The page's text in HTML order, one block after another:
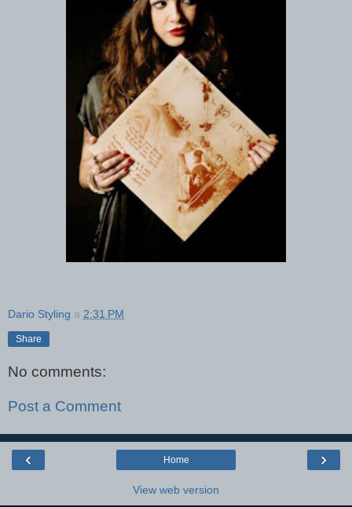
Dario Styling a 2:31 PM
Share
No comments:
Post a Comment
‹ ›
Home
View web version